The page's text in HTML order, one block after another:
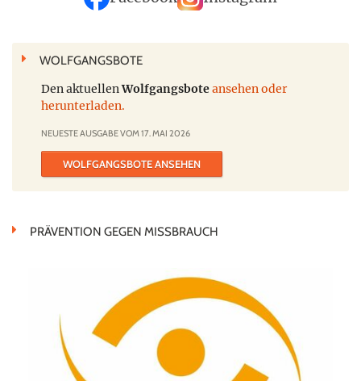
WOLFGANGSBOTE
Den aktuellenWolfgangsboteansehen oder
herunterladen.
NEUESTE AUSGABE VOM 17. MAI 2026
WOLFGANGSBOTE ANSEHEN
PRÄVENTION GEGEN MISSBRAUCH